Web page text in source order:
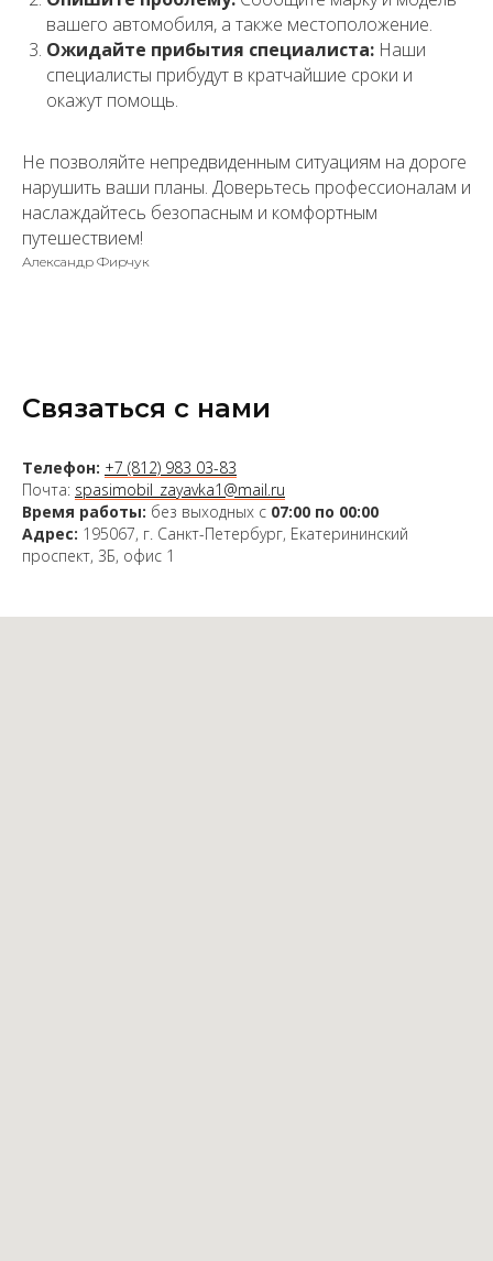
вашего автомобиля, а также местоположение.
Ожидайте прибытия специалиста: Наши
специалисты прибудут в кратчайшие сроки и
окажут помощь.
Не позволяйте непредвиденным ситуациям на дороге
нарушить ваши планы. Доверьтесь профессионалам и
наслаждайтесь безопасным и комфортным
путешествием!
Александр Фирчук
Связаться с нами
Телефон: +7 (812) 983 03-83
Почта: spasimobil_zayavka1@mail.ru
Время работы: без выходных с 07:00 по 00:00
Адрес: 195067, г. Санкт-Петербург, Екатерининский
проспект, 3Б, офис 1